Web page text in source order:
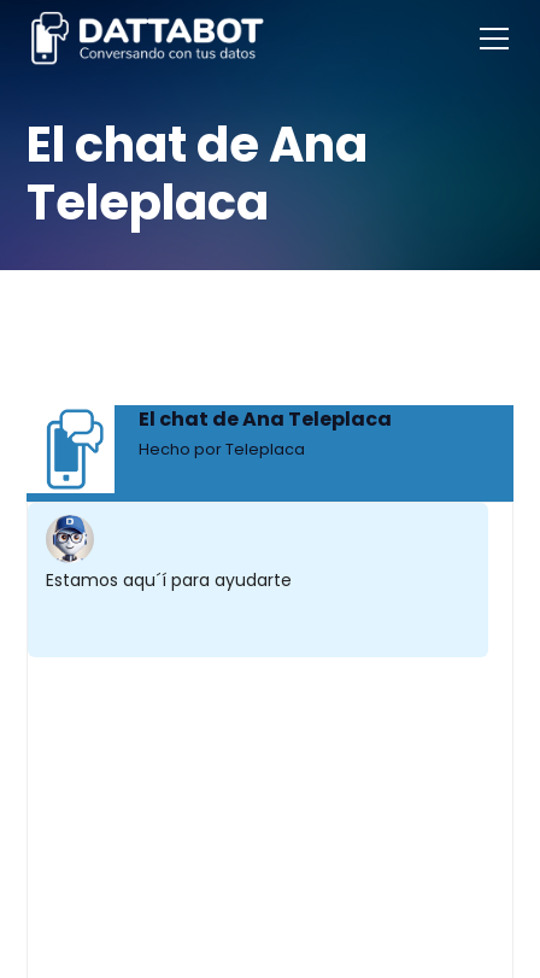
El chat de Ana
Teleplaca
El chat de Ana Teleplaca
Hecho por Teleplaca
Estamos aqu´í para ayudarte